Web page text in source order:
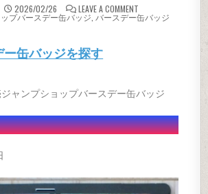
2026/02/26 LEAVE A COMMENT
プバースデー缶バッジ バースデー缶バッジ
缶バッジを探す
ャンプショップバースデー缶バッジ